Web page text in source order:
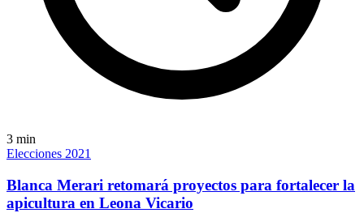
3 min
Elecciones 2021
Blanca Merari retomará proyectos para fortalecer la
apicultura en Leona Vicario